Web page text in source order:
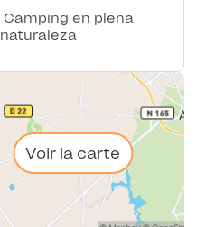
Camping en plena
naturaleza
Voir la carte